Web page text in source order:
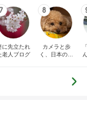
7
老人ブログ
8
く、日本の風
景スナップ紀